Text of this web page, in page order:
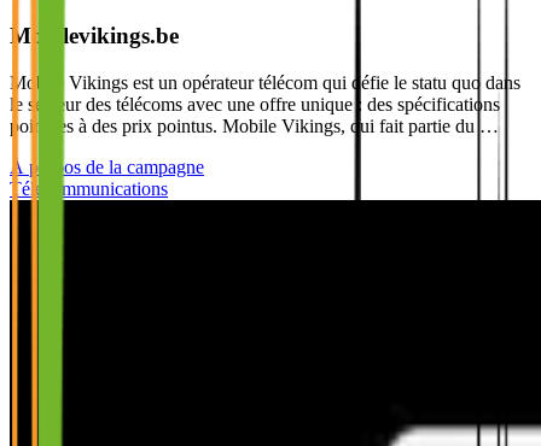
Mobilevikings.be
Mobile Vikings est un opérateur télécom qui défie le statu quo dans
le secteur des télécoms avec une offre unique : des spécifications
pointues à des prix pointus. Mobile Vikings, qui fait partie du …
À propos de la campagne
Télécommunications